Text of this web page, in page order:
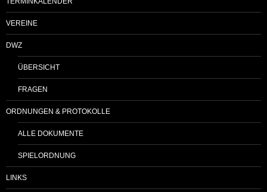
VEREINE
DWZ
ÜBERSICHT
FRAGEN
ORDNUNGEN & PROTOKOLLE
ALLE DOKUMENTE
SPIELORDNUNG
LINKS